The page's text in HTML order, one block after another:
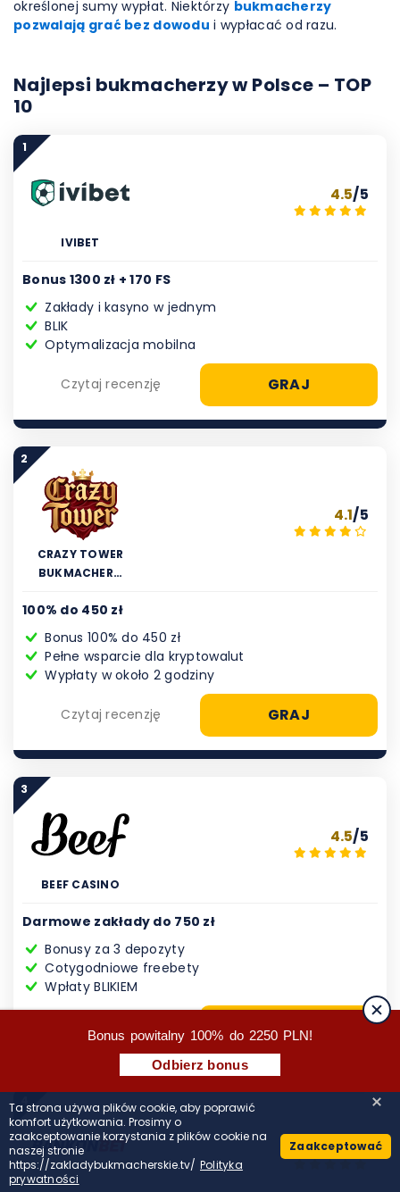
określonej sumy wypłat. Niektórzy bukmacherzy
pozwalają grać bez dowodu i wypłacać od razu.
Najlepsi bukmacherzy w Polsce – TOP
10
1
IVIBET
4.5/5
Bonus 1300 zł + 170 FS
Zakłady i kasyno w jednym
BLIK
Optymalizacja mobilna
GRAJ
Czytaj recenzję
2
CRAZY TOWER
BUKMACHER…
4.1/5
100% do 450 zł
Bonus 100% do 450 zł
Pełne wsparcie dla kryptowalut
Wypłaty w około 2 godziny
GRAJ
Czytaj recenzję
3
BEEF CASINO
4.5/5
Darmowe zakłady do 750 zł
Bonusy za 3 depozyty
Cotygodniowe freebety
Wpłaty BLIKIEM
GRAJ
Czytaj recenzję
4.5/5
Bonus powitalny 100% do 2250 PLN!
Odbierz bonus
Ta strona używa plików cookie, aby poprawić
komfort użytkowania. Prosimy o
zaakceptowanie korzystania z plików cookie na
naszej stronie
https://zakladybukmacherskie.tv/ Polityka
prywatności
Zaakceptować